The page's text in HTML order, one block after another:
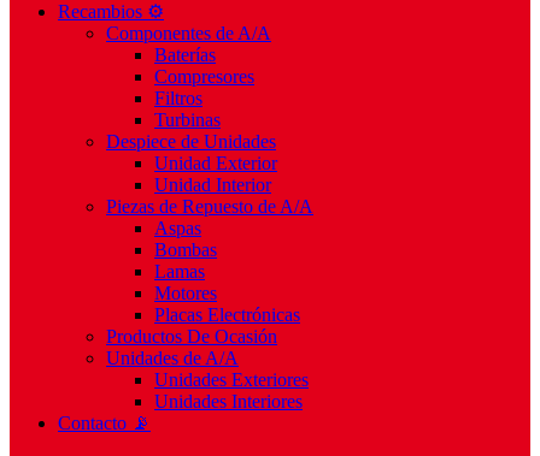
Recambios ⚙️
Componentes de A/A
Baterías
Compresores
Filtros
Turbinas
Despiece de Unidades
Unidad Exterior
Unidad Interior
Piezas de Repuesto de A/A
Aspas
Bombas
Lamas
Motores
Placas Electrónicas
Productos De Ocasión
Unidades de A/A
Unidades Exteriores
Unidades Interiores
Contacto 📡